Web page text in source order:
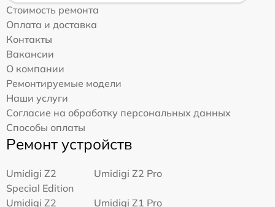
Стоимость ремонта
Оплата и доставка
Контакты
Вакансии
О компании
Ремонтируемые модели
Наши услуги
Согласие на обработку персональных данных
Способы оплаты
Ремонт устройств
Umidigi Z2
Special Edition
Umidigi Z2 Pro
Umidigi Z2
Umidigi Z1 Pro